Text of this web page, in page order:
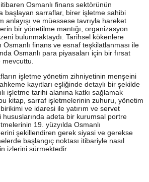
Osmanlı finans sektörünün
başlayan sarraflar, birer işletme sahibi
anlayışı ve müessese tavrıyla hareket
bir yönetilme mantığı, organizasyon
bulunmaktaydı. Tarihsel kökenlere
finans ve esnaf teşkilatlanması ile
Osmanlı para piyasaları için bir fırsat
mevcuttu.
işletme yönetim zihniyetinin menşeini
kayıtları eşliğinde detaylı bir şekilde
işletme tarihi alanına katkı sağlamak
kitap, sarraf işletmelerinin zuhuru, yönetim
ve idaresi ile yatırım ve servet
adeta bir kurumsal portre
19. yüzyılda Osmanlı
şekillendiren gerek siyasi ve gerekse
başlangıç noktası itibariyle nasıl
izlerini sürmektedir.